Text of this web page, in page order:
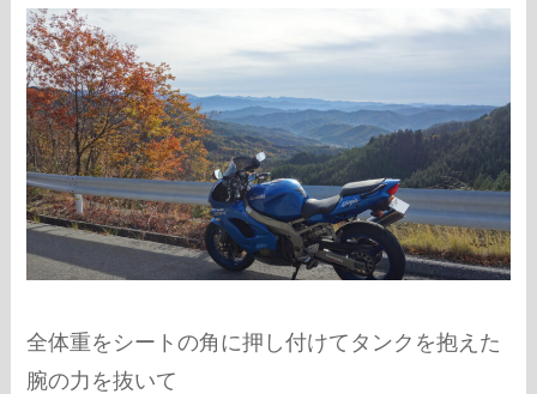
全体重をシートの角に押し付けてタンクを抱えた
腕の力を抜いて